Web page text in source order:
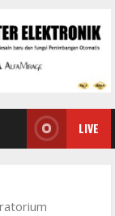
LIVE